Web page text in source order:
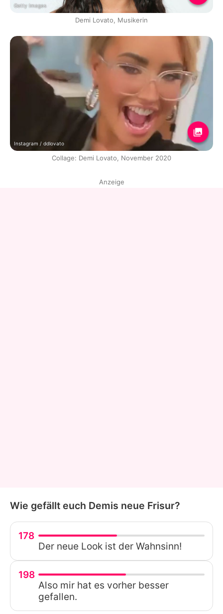
Getty Images
Demi Lovato, Musikerin
Instagram / ddlovato
Collage: Demi Lovato, November 2020
Anzeige
Wie gefällt euch Demis neue Frisur?
178
Der neue Look ist der Wahnsinn!
198
Also mir hat es vorher besser
gefallen.